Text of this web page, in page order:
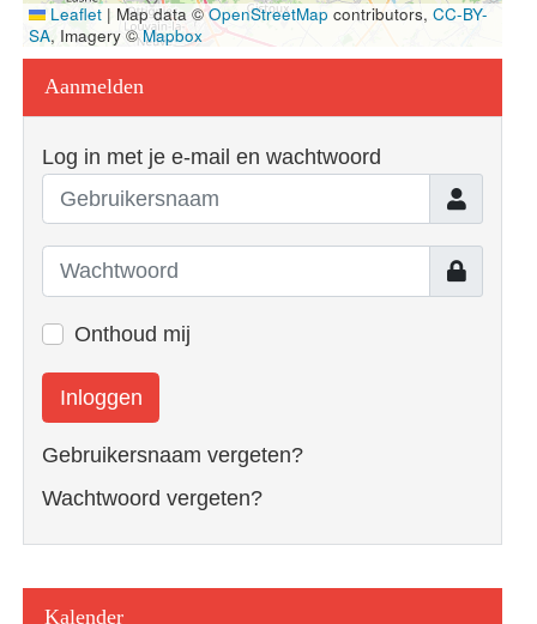
Leaflet | Map data ©OpenStreetMap contributors, CC-BY-
SA, Imagery ©Mapbox
Aanmelden
Log in met je e-mail en wachtwoord
Toon
Onthoud mij
Inloggen
Gebruikersnaam vergeten?
Wachtwoord vergeten?
Kalender